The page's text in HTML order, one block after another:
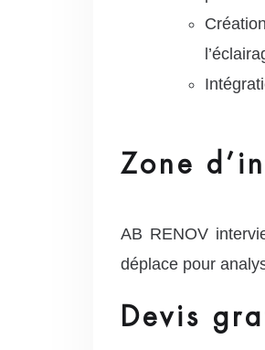
Zone
AB RENOV
déplace pour
Devis